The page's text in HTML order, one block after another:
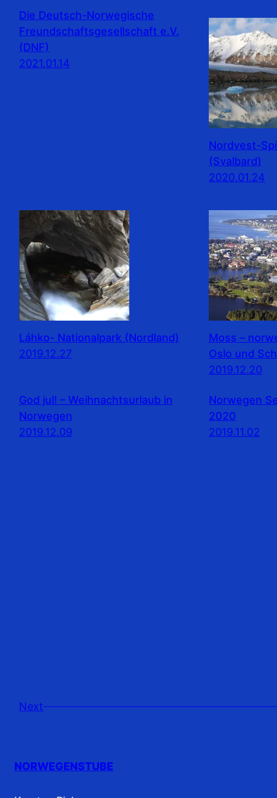
Die Deutsch-Norwegische
Freundschaftsgesellschaft e.V.
(DNF)
2021.01.14
Nordvest-
(Svalbard)
2020.01.24
Láhko- Nationalpark (Nordland)
2019.12.27
Moss –
Oslo und
2019.12.20
God jul! – Weihnachtsurlaub in
Norwegen
2019.12.09
Norwegen
2020
2019.11.02
Next
NORWEGENSTUBE